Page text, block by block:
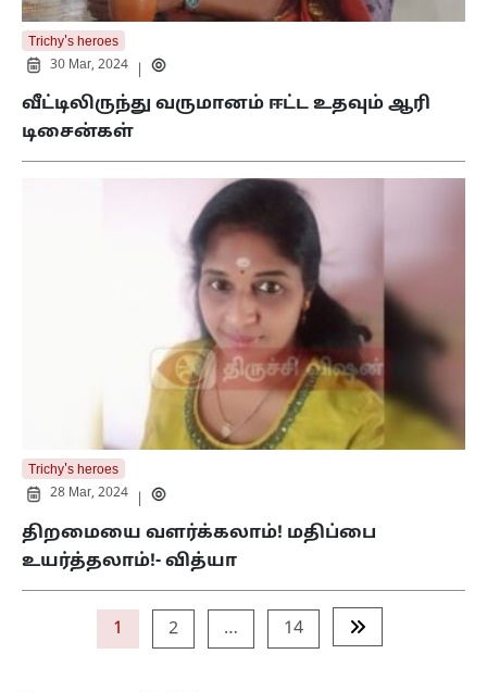
Trichy's heroes
30 Mar, 2024
வீட்டிலிருந்து வருமானம் ஈட்ட உதவும் ஆரி
டிசைன்கள்
Trichy's heroes
28 Mar, 2024
திறமையை வளர்க்கலாம்! மதிப்பை
உயர்த்தலாம்!- வித்யா
Posts
pagination
1 2 … 14